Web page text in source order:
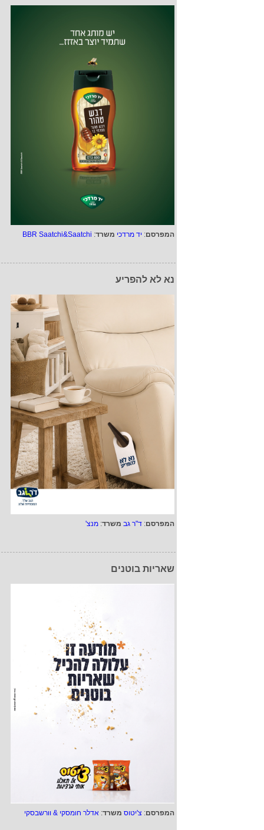
המפרסם: יד מרדכי משרד:
BBR Saatchi&Saatchi
נא לא להפריע
המפרסם: ד"ר גב משרד: מנצ'
שאריות בוטנים
המפרסם: צ'יטוס משרד: אדלר חומסקי & וורשבסקי